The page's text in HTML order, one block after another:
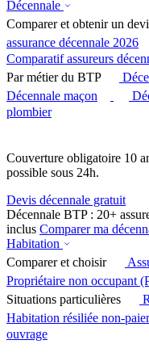
Décennale
Comparer et obtenir un
assurance décennale 2026
Comparatif assureurs
Par métier du BTP
Décennale maçon
plombier
Couverture obligatoire 10
possible sous 24h.
Devis décennale gratuit
Décennale BTP : 20+
inclus Comparer ma
Habitation
Comparer et choisir
Propriétaire non occupant
Situations particulières
Habitation résiliée non-
ouvrage